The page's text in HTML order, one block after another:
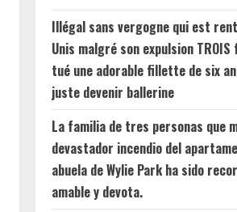
Illégal sans vergogne qui est
Unis malgré son expulsion
tué une adorable fillette de six
juste devenir ballerine
La familia de tres personas que
devastador incendio del
abuela de Wylie Park ha sido
amable y devota.